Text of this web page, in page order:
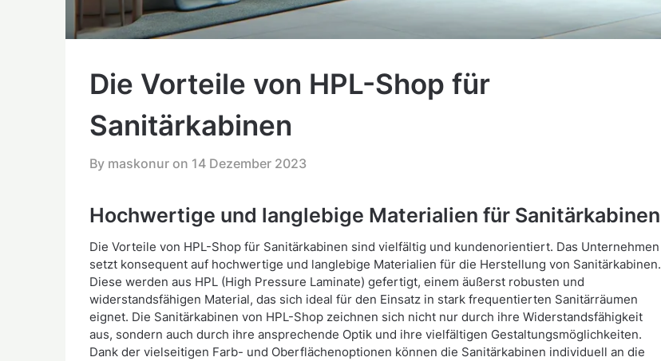
Die Vorteile von HPL-Shop für
Sanitärkabinen
By maskonur on 14 Dezember 2023
Hochwertige und langlebige Materialien für Sanitärkabinen
Die Vorteile von HPL-Shop für Sanitärkabinen sind vielfältig und kundenorientiert. Das Unternehmen
setzt konsequent auf hochwertige und langlebige Materialien für die Herstellung von Sanitärkabinen.
Diese werden aus HPL (High Pressure Laminate) gefertigt, einem äußerst robusten und
widerstandsfähigen Material, das sich ideal für den Einsatz in stark frequentierten Sanitärräumen
eignet. Die Sanitärkabinen von HPL-Shop zeichnen sich nicht nur durch ihre Widerstandsfähigkeit
aus, sondern auch durch ihre ansprechende Optik und ihre vielfältigen Gestaltungsmöglichkeiten.
Dank der vielseitigen Farb- und Oberflächenoptionen können die Sanitärkabinen individuell an die